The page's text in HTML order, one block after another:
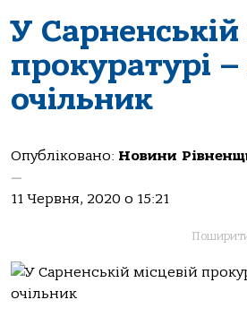
У Сарненській
прокуратурі
очільник
Опубліковано: Новини
—
11 Червня, 2020 о 15:21